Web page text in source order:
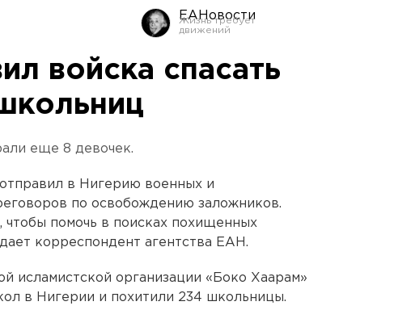
ЕАНовости
войска спасать
еще 8 девочек.
в Нигерию военных и
по освобождению заложников.
чтобы помочь в поисках похищенных
корреспондент агентства ЕАН.
исламистской организации «Боко Хаарам»
в Нигерии и похитили 234 школьницы.